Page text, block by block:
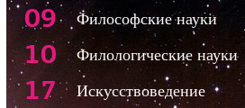
09 Философские науки
10 Филологические науки
17 Искусствоведение